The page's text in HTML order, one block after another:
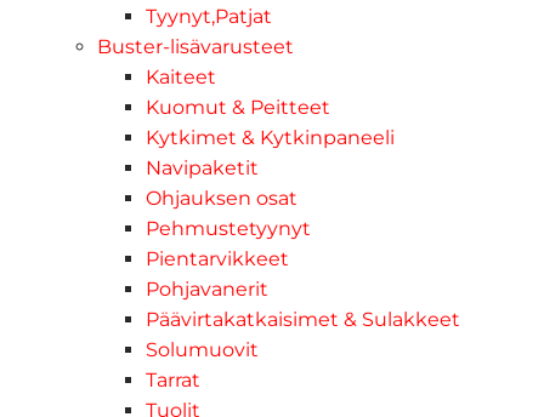
Tyynyt,Patjat
Buster-lisävarusteet
Kaiteet
Kuomut & Peitteet
Kytkimet & Kytkinpaneeli
Navipaketit
Ohjauksen osat
Pehmustetyynyt
Pientarvikkeet
Pohjavanerit
Päävirtakatkaisimet & Sulakkeet
Solumuovit
Tarrat
Tuolit